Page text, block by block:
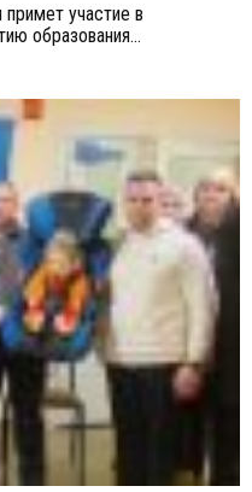
участие в
образования...